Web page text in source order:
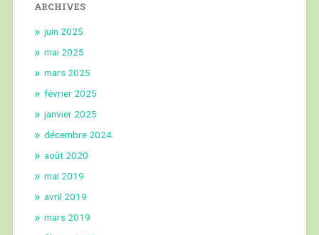
ARCHIVES
juin 2025
mai 2025
mars 2025
février 2025
janvier 2025
décembre 2024
août 2020
mai 2019
avril 2019
mars 2019